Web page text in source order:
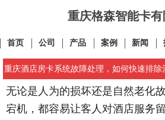
重庆格森智能卡有
首页 公司 产品 案例 新闻
重庆酒店房卡系统故障处理，如何快速排
字化管理有哪些好
无论是人为的损坏还是自然老化
宕机，都容易让客人对酒店服务